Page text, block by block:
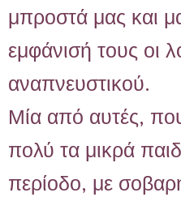
μπροστά μας και
εμφάνισή τους οι
αναπνευστικού.
Μία από αυτές,
πολύ τα μικρά
περίοδο, με